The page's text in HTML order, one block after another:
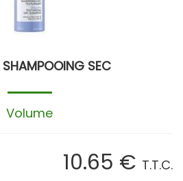
SHAMPOOING SEC
Volume
10.65 € T.T.C.